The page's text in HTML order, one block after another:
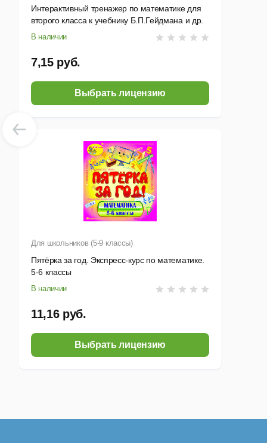
Интерактивный тренажер по математике для
второго класса к учебнику Б.П.Гейдмана и др.
В наличии
7,15 руб.
Выбрать лицензию
Для школьников (5-9 классы)
Пятёрка за год. Экспресс-курс по математике.
5-6 классы
В наличии
11,16 руб.
Выбрать лицензию